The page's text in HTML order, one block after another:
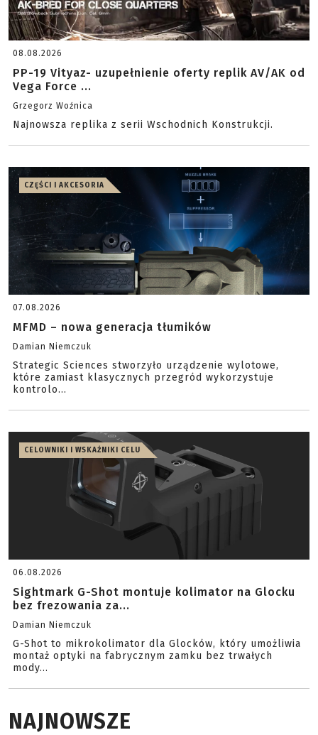
08.08.2026
PP-19 Vityaz- uzupełnienie oferty replik AV/AK od
Vega Force ...
Grzegorz Woźnica
Najnowsza replika z serii Wschodnich Konstrukcji.
CZĘŚCI I AKCESORIA
07.08.2026
MFMD – nowa generacja tłumików
Damian Niemczuk
Strategic Sciences stworzyło urządzenie wylotowe,
które zamiast klasycznych przegród wykorzystuje
kontrolo...
CELOWNIKI I WSKAŹNIKI CELU
06.08.2026
Sightmark G-Shot montuje kolimator na Glocku
bez frezowania za...
Damian Niemczuk
G-Shot to mikrokolimator dla Glocków, który umożliwia
montaż optyki na fabrycznym zamku bez trwałych
mody...
NAJNOWSZE